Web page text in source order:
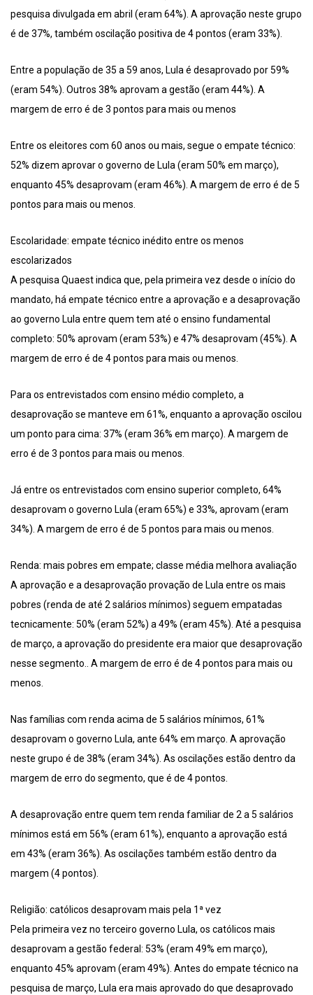
pesquisa divulgada em abril (eram 64%). A aprovação neste grupo
é de 37%, também oscilação positiva de 4 pontos (eram 33%).
Entre a população de 35 a 59 anos, Lula é desaprovado por 59%
(eram 54%). Outros 38% aprovam a gestão (eram 44%). A
margem de erro é de 3 pontos para mais ou menos
Entre os eleitores com 60 anos ou mais, segue o empate técnico:
52% dizem aprovar o governo de Lula (eram 50% em março),
enquanto 45% desaprovam (eram 46%). A margem de erro é de 5
pontos para mais ou menos.
Escolaridade: empate técnico inédito entre os menos
escolarizados
A pesquisa Quaest indica que, pela primeira vez desde o início do
mandato, há empate técnico entre a aprovação e a desaprovação
ao governo Lula entre quem tem até o ensino fundamental
completo: 50% aprovam (eram 53%) e 47% desaprovam (45%). A
margem de erro é de 4 pontos para mais ou menos.
Para os entrevistados com ensino médio completo, a
desaprovação se manteve em 61%, enquanto a aprovação oscilou
um ponto para cima: 37% (eram 36% em março). A margem de
erro é de 3 pontos para mais ou menos.
Já entre os entrevistados com ensino superior completo, 64%
desaprovam o governo Lula (eram 65%) e 33%, aprovam (eram
34%). A margem de erro é de 5 pontos para mais ou menos.
Renda: mais pobres em empate; classe média melhora avaliação
A aprovação e a desaprovação provação de Lula entre os mais
pobres (renda de até 2 salários mínimos) seguem empatadas
tecnicamente: 50% (eram 52%) a 49% (eram 45%). Até a pesquisa
de março, a aprovação do presidente era maior que desaprovação
nesse segmento.. A margem de erro é de 4 pontos para mais ou
menos.
Nas famílias com renda acima de 5 salários mínimos, 61%
desaprovam o governo Lula, ante 64% em março. A aprovação
neste grupo é de 38% (eram 34%). As oscilações estão dentro da
margem de erro do segmento, que é de 4 pontos.
A desaprovação entre quem tem renda familiar de 2 a 5 salários
mínimos está em 56% (eram 61%), enquanto a aprovação está
em 43% (eram 36%). As oscilações também estão dentro da
margem (4 pontos).
Religião: católicos desaprovam mais pela 1ª vez
Pela primeira vez no terceiro governo Lula, os católicos mais
desaprovam a gestão federal: 53% (eram 49% em março),
enquanto 45% aprovam (eram 49%). Antes do empate técnico na
pesquisa de março, Lula era mais aprovado do que desaprovado